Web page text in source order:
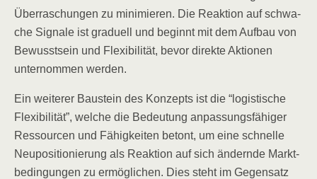
Über­ra­schun­gen zu mini­mie­ren. Die Reak­ti­on auf schwa­
che Signa­le ist gra­du­ell und beginnt mit dem Auf­bau von
Bewusst­sein und Fle­xi­bi­li­tät, bevor direk­te Aktio­nen
unter­nom­men werden.
Ein wei­te­rer Bau­stein des Kon­zepts ist die “logis­ti­sche
Fle­xi­bi­li­tät”, wel­che die Bedeu­tung anpas­sungs­fä­hi­ger
Res­sour­cen und Fähig­kei­ten betont, um eine schnel­le
Neu­po­si­tio­nie­rung als Reak­ti­on auf sich ändern­de Markt­
be­din­gun­gen zu ermög­li­chen. Dies steht im Gegen­satz